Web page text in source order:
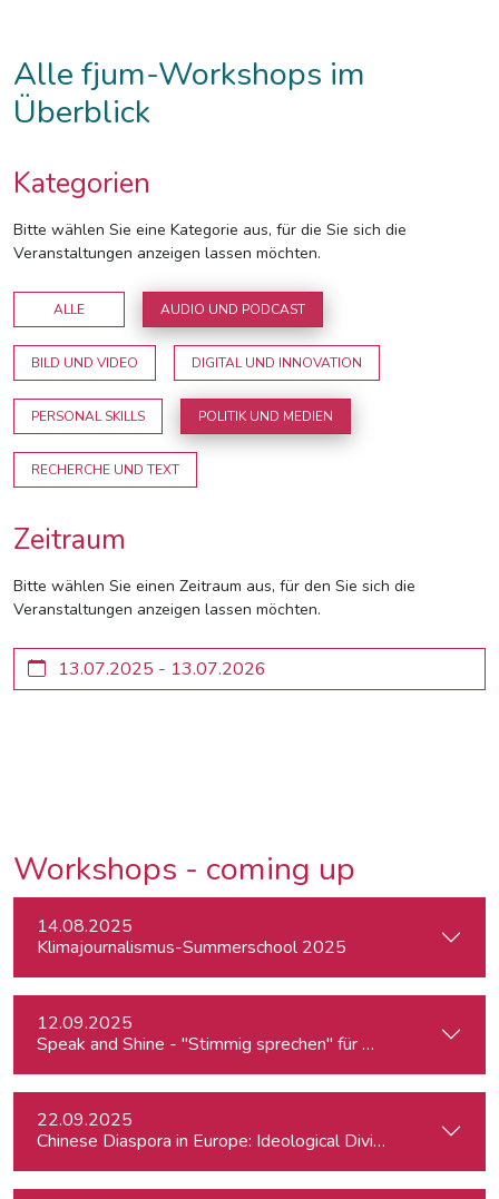
Alle fjum-Workshops im
Überblick
Kategorien
Bitte wählen Sie eine Kategorie aus, für die Sie sich die
Veranstaltungen anzeigen lassen möchten.
ALLE AUDIO UND PODCAST
BILD UND VIDEO DIGITAL UND INNOVATION
PERSONAL SKILLS POLITIK UND MEDIEN
RECHERCHE UND TEXT
Zeitraum
Bitte wählen Sie einen Zeitraum aus, für den Sie sich die
Veranstaltungen anzeigen lassen möchten.
Workshops - coming up
14.08.2025
Klimajournalismus-Summerschool 2025
12.09.2025
Speak and Shine - "Stimmig sprechen" für Podcast,
22.09.2025
Chinese Diaspora in Europe: Ideological Divides,